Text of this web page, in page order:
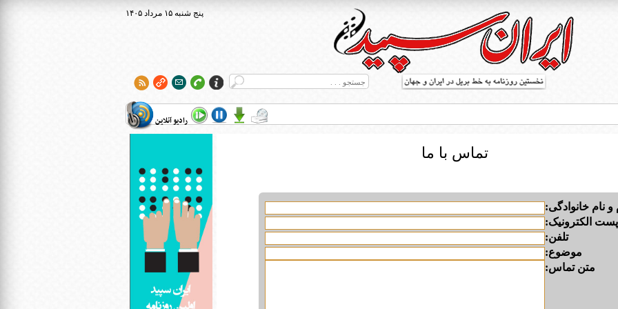
۱۴۰۵ پنج شنبه ۱۵ مرداد
رادیو آنلاین
بریل در جهان
تماس با ما
و نام خانوادگی:
پست الکترونیک:
تلفن:
موضوع:
متن تماس: